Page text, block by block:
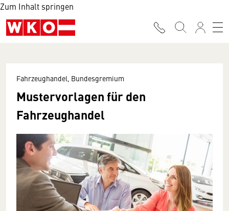
Zum Inhalt springen
Fahrzeughandel, Bundesgremium
Mustervorlagen für den
Fahrzeughandel